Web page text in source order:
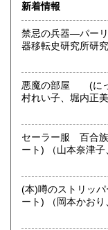
熊本県
宮崎県
ご注文、在庫確認
す。
お電話での対応は
夏休みのお知らせ
8月10日～18日ま
ご迷惑をお掛けし
沿線名：JR池袋
最寄駅：JR池袋駅
定休日：定休日 :
天候 夏休みのお知
きます。 ご迷惑を
新着情報
禁忌の兵器―パー
器移転史研究所研究
悪魔の部屋 (にっ
村れい子、堀内正
セーラー服 百合
ート) （山本奈
(本)噂のストリッ
ート) （岡本